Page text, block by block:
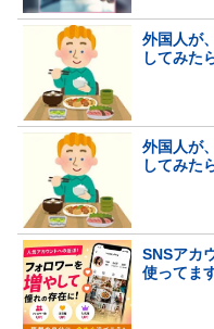
外国人が
してみた
外国人が
してみた
SNSアカ
使ってます